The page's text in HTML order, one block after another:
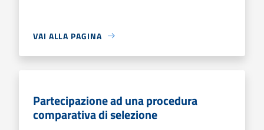
VAI ALLA PAGINA
Partecipazione ad una procedura
comparativa di selezione